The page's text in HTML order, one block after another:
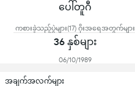
ပေါ်တူဂီ
ကစားခဲ့သည့်ပွဲများ(17) ဂိုးအရေအတွက်များ
36 နှစ်များ
06/10/1989
အချက်အလက်များ